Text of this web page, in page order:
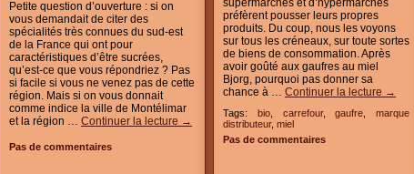
Petite question d’ouverture : si on
vous demandait de citer des
spécialités très connues du sud-est
de la France qui ont pour
caractéristiques d’être sucrées,
qu’est-ce que vous répondriez ? Pas
si facile si vous ne venez pas de cette
région. Mais si on vous donnait
comme indice la ville de Montélimar
et la région … Continuer la lecture →
Pas de commentaires
supermarchés et d’hypermarchés
préfèrent pousser leurs propres
produits. Du coup, nous les voyons
sur tous les créneaux, sur toute sortes
de biens de consommation. Après
avoir goûté aux gaufres au miel
Bjorg, pourquoi pas donner sa
chance à … Continuer la lecture →
Tags: bio, carrefour,gaufre
marque
distributeur, miel
Pas de commentaires